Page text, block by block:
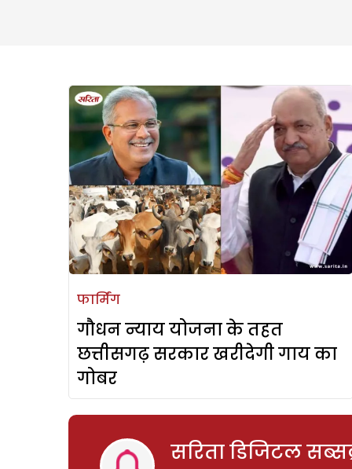
फार्मिंग
गौधन न्याय योजना के तहत
छत्तीसगढ़ सरकार खरीदेगी गाय का
गोबर
सरिता डिजिटल